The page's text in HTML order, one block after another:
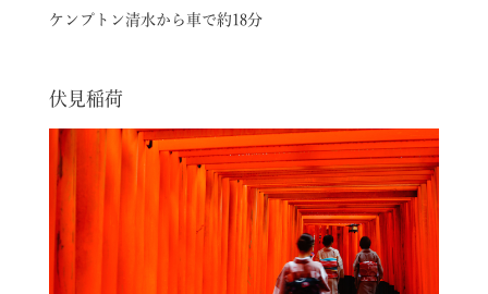
ケンプトン清水から車で約18分
伏見稲荷